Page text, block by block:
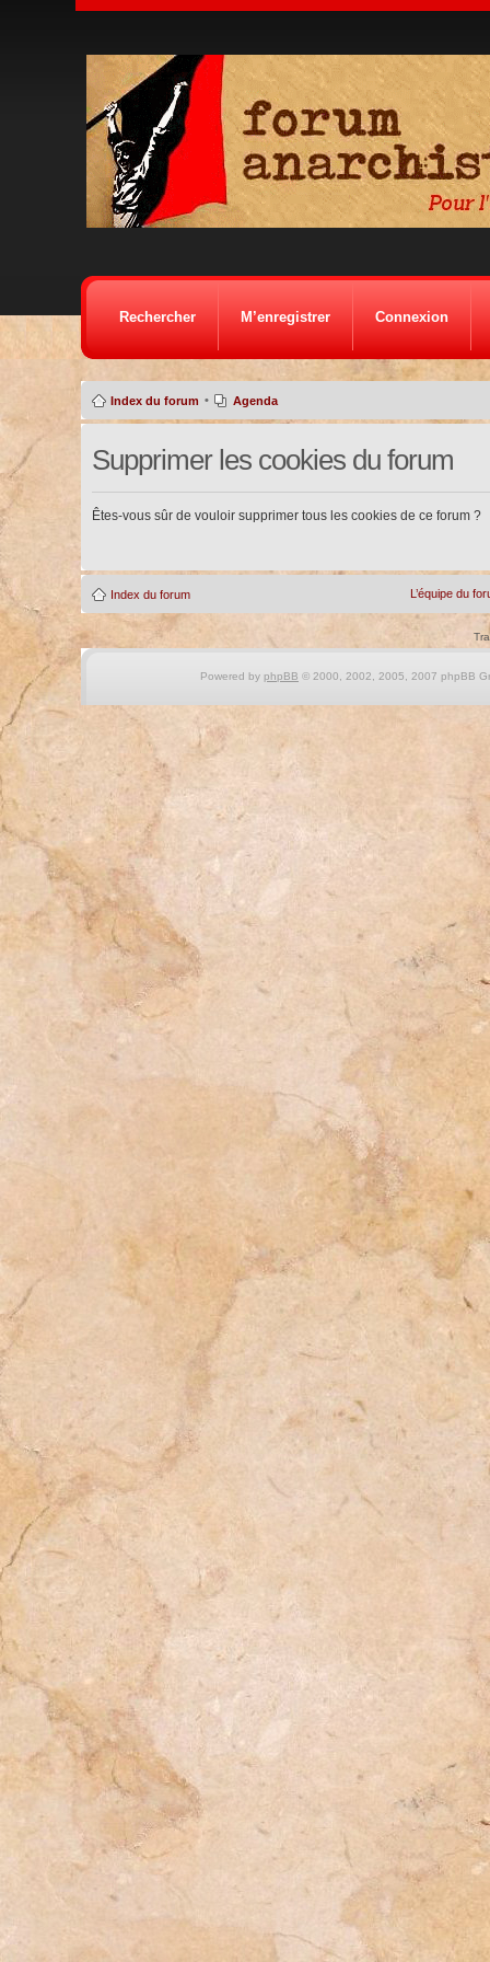
Rechercher M’enregistrer Connexion
Index du forum • Agenda
Supprimer les cookies du forum
Êtes-vous sûr de vouloir supprimer tous les cookies de ce forum ?
Index du forum L’équipe du
Powered by phpBB © 2000, 2002, 2005, 2007 phpBB